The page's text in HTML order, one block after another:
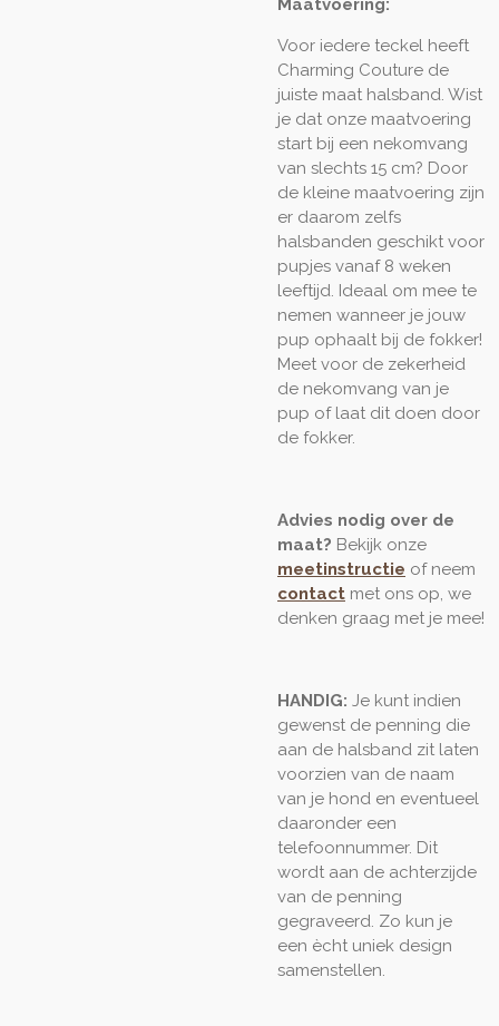
Maatvoering:
Voor iedere teckel heeft
Charming Couture de
juiste maat halsband. Wist
je dat onze maatvoering
start bij een nekomvang
van slechts 15 cm? Door
de kleine maatvoering zijn
er daarom zelfs
halsbanden geschikt voor
pupjes vanaf 8 weken
leeftijd. Ideaal om mee te
nemen wanneer je jouw
pup ophaalt bij de fokker!
Meet voor de zekerheid
de nekomvang van je
pup of laat dit doen door
de fokker.
Advies nodig over de
maat? Bekijk onze
meetinstructie of neem
contact met ons op, we
denken graag met je mee!
HANDIG: Je kunt indien
gewenst de penning die
aan de halsband zit laten
voorzien van de naam
van je hond en eventueel
daaronder een
telefoonnummer. Dit
wordt aan de achterzijde
van de penning
gegraveerd. Zo kun je
een ècht uniek design
samenstellen.